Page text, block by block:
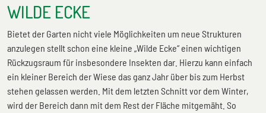
WILDE ECKE
Bietet der Garten nicht viele Möglichkeiten um neue Strukturen
anzulegen stellt schon eine kleine „Wilde Ecke“ einen wichtigen
Rückzugsraum für insbesondere Insekten dar. Hierzu kann einfach
ein kleiner Bereich der Wiese das ganz Jahr über bis zum Herbst
stehen gelassen werden. Mit dem letzten Schnitt vor dem Winter,
wird der Bereich dann mit dem Rest der Fläche mitgemäht. So